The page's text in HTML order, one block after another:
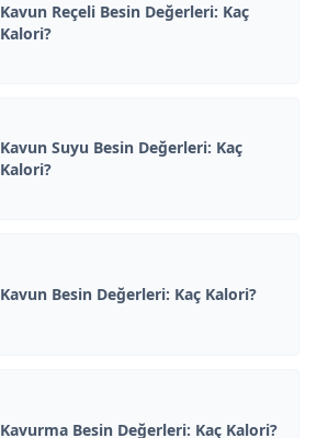
Kavun Reçeli Besin Değerleri: Kaç
Kalori?
Kavun Suyu Besin Değerleri: Kaç
Kalori?
Kavun Besin Değerleri: Kaç Kalori?
Kavurma Besin Değerleri: Kaç Kalori?